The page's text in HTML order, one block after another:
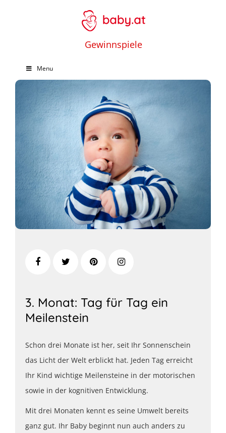
Gewinnspiele
Menu
3. Monat: Tag für Tag ein
Meilenstein
Schon drei Monate ist her, seit Ihr Sonnenschein
das Licht der Welt erblickt hat. Jeden Tag erreicht
Ihr Kind wichtige Meilensteine in der motorischen
sowie in der kognitiven Entwicklung.
Mit drei Monaten kennt es seine Umwelt bereits
ganz gut. Ihr Baby beginnt nun auch anders zu